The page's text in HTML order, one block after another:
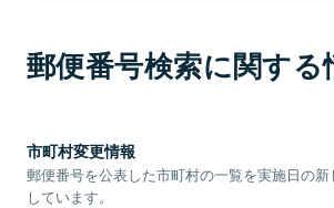
郵便番号検索に関する
市町村変更情報
郵便番号を公表した市町村の一覧を実施日の
しています。